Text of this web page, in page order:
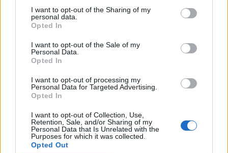
I want to opt-out of the Sharing of my
personal data.
Opted In
I want to opt-out of the Sale of my
Personal Data.
Opted In
I want to opt-out of processing my
Personal Data for Targeted Advertising.
Opted In
I want to opt-out of Collection, Use,
Retention, Sale, and/or Sharing of my
Personal Data that Is Unrelated with the
Purposes for which it was collected.
Opted Out
Δυναμική και ανοδική πορεία για το Τμήμα
Ψηφιακών Συστημάτων στις Πανελλαδικές –
Δείτε γιατί
25/07/2026 09:07